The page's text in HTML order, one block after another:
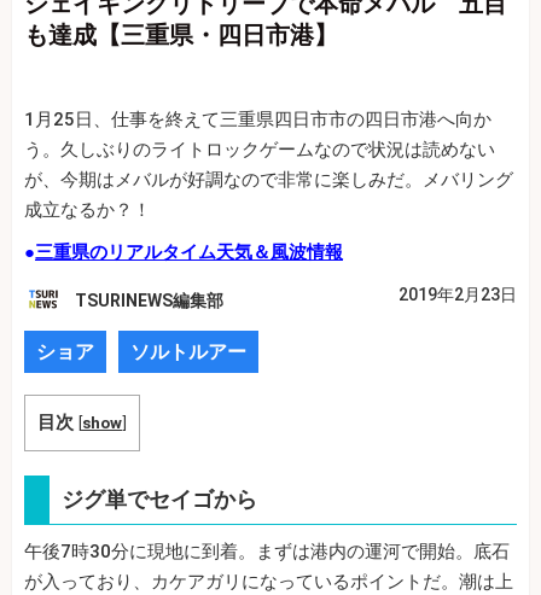
も達成【三重県・四日市港】
1月25日、仕事を終えて三重県四日市市の四日市港へ向か
う。久しぶりのライトロックゲームなので状況は読めない
が、今期はメバルが好調なので非常に楽しみだ。メバリング
成立なるか？！
●三重県のリアルタイム天気＆風波情報
TSURINEWS編集部 2019年2月23日
ショア ソルトルアー
目次 [show]
ジグ単でセイゴから
午後7時30分に現地に到着。まずは港内の運河で開始。底石
が入っており、カケアガリになっているポイントだ。潮は上